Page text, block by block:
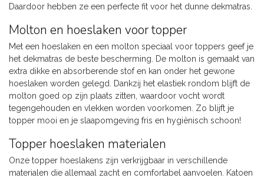
Daardoor hebben ze een perfecte fit voor het dunne dekmatras.
Molton en hoeslaken voor topper
Met een hoeslaken en een molton speciaal voor toppers geef je
het dekmatras de beste bescherming. De molton is gemaakt van
extra dikke en absorberende stof en kan onder het gewone
hoeslaken worden gelegd. Dankzij het elastiek rondom blijft de
molton goed op zijn plaats zitten, waardoor vocht wordt
tegengehouden en vlekken worden voorkomen. Zo blijft je
topper mooi en je slaapomgeving fris en hygiënisch schoon!
Topper hoeslaken materialen
Onze topper hoeslakens zijn verkrijgbaar in verschillende
materialen die allemaal zacht en comfortabel aanvoelen. Katoen